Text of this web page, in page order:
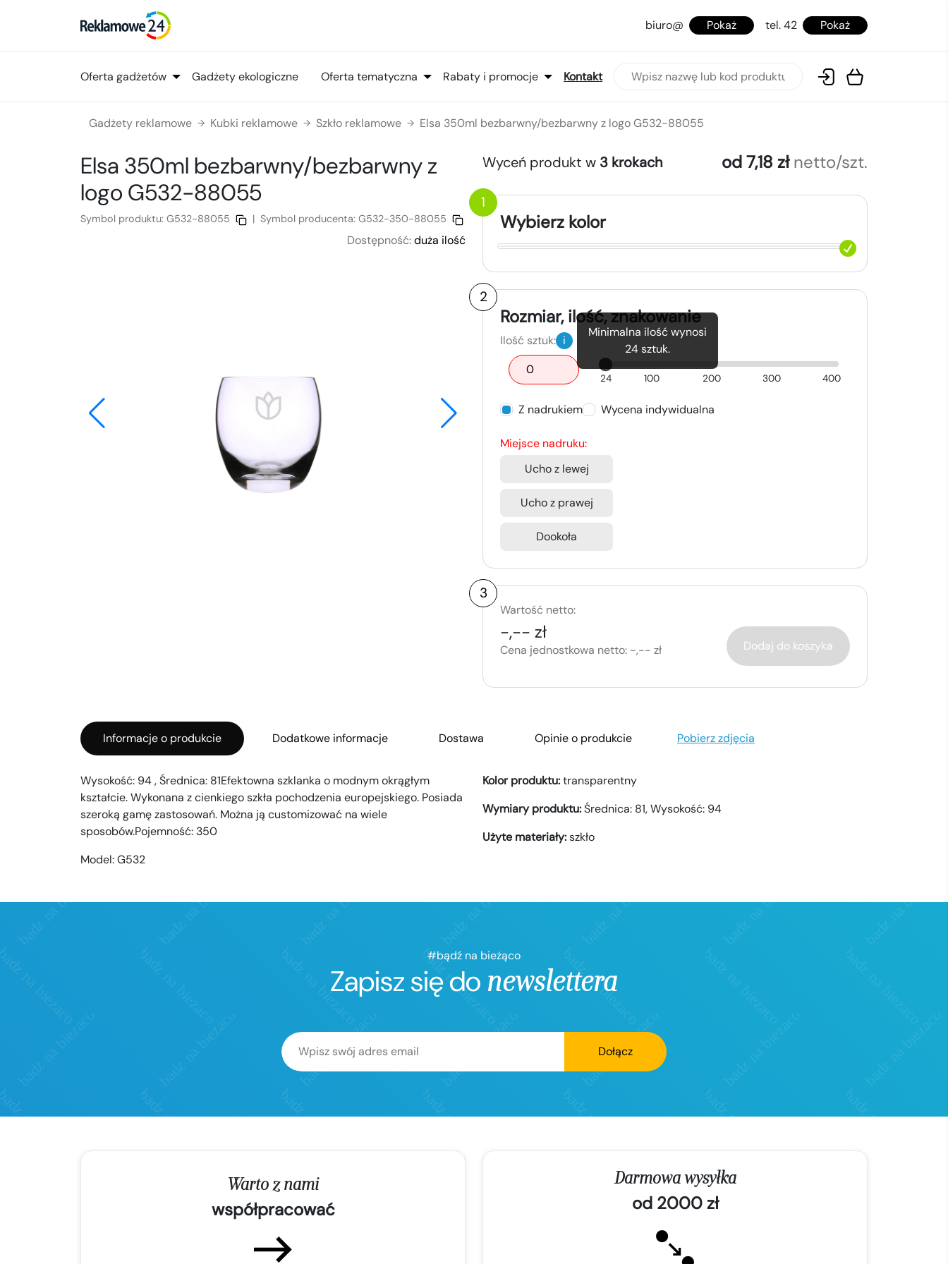
biuro@ Pokaż tel. 42 Pokaż
Oferta gadżetów Gadżety ekologiczne Oferta tematyczna Rabaty i promocje Kontakt
Gadżety reklamowe → Kubki reklamowe → Szkło reklamowe → Elsa 350ml bezbarwny/bezbarwny z logo G532-88055
Elsa 350ml bezbarwny/bezbarwnyz
logo G532-88055
Symbol produktu: G532-88055 | Symbol producenta: G532-350-88055
Dostępność:duża ilość
Wyceń produkt w 3 krokach od 7,18 zł netto/szt.
1
Wybierz kolor
2
Rozmiar, ilość, znakowanie
Ilość sztuk: i
Minimalna ilość wynosi
24sztuk.
24 100 200 300 400
Z nadrukiem Wycena indywidualna
Miejsce nadruku:
Ucho z lewej
Ucho z prawej
Dookoła
3
Wartość netto:
-,-- zł
Cena jednostkowa netto: -,-- zł Dodaj do koszyka
Informacje o produkcie Dodatkowe informacje Dostawa Opinie o produkcie Pobierz zdjęcia
Wysokość: 94 , Średnica: 81Efektowna szklanka o modnym okrągłym
kształcie. Wykonana z cienkiego szkła pochodzenia europejskiego. Posiada
szeroką gamę zastosowań. Można ją customizować na wiele
sposobów.Pojemność: 350
Model:G532
Kolor produktu:transparentny
Wymiary produktu:Średnica: 81, Wysokość: 94
Użyte materiały:szkło
#bądź na bieżąco
Zapisz się do newslettera
Dołącz
Warto z nami
współpracować
Darmowa wysyłka
od 2000 zł